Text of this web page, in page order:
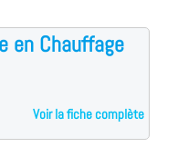
en Chauffage
Voir la fiche complète